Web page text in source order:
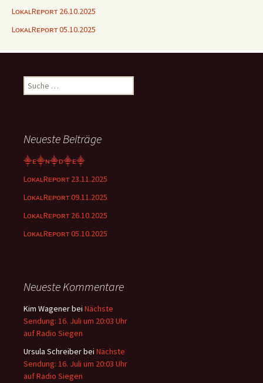
LᴏᴋᴀʟRᴇᴘᴏʀᴛ 26.10.2025
LᴏᴋᴀʟRᴇᴘᴏʀᴛ 05.10.2025
Suche
nach:
Neueste Beiträge
⸎ᴇ⸎ɴ⸎ᴅ⸎ᴇ⸎
LᴏᴋᴀʟRᴇᴘᴏʀᴛ 23.11.2025
LᴏᴋᴀʟRᴇᴘᴏʀᴛ 09.11.2025
LᴏᴋᴀʟRᴇᴘᴏʀᴛ 26.10.2025
LᴏᴋᴀʟRᴇᴘᴏʀᴛ 05.10.2025
Neueste Kommentare
Kim Wagenerbei Nächste
Sendung: 16. Juli um 20:03 Uhr
auf Radio Siegen
Ursula Schreiberbei Nächste
Sendung: 16. Juli um 20:03 Uhr
auf Radio Siegen